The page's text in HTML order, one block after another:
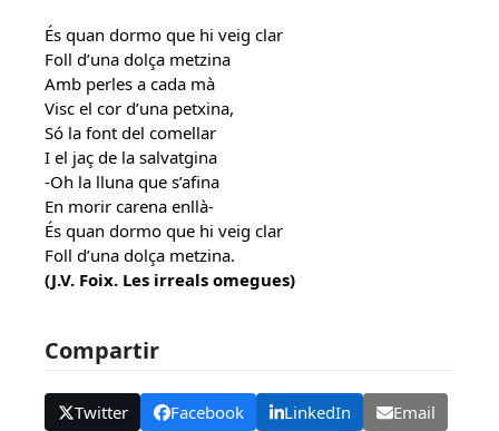
És quan dormo que hi veig clar
Foll d’una dolça metzina
Amb perles a cada mà
Visc el cor d’una petxina,
Só la font del comellar
I el jaç de la salvatgina
-Oh la lluna que s’afina
En morir carena enllà-
És quan dormo que hi veig clar
Foll d’una dolça metzina.
(J.V. Foix. Les irreals omegues)
Compartir
Twitter Facebook LinkedIn Email